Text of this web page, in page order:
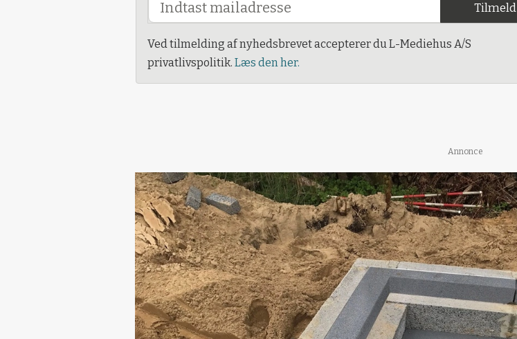
Tilmeld
Ved tilmelding af nyhedsbrevet accepterer du L-Mediehus A/S
privatlivspolitik. Læs den her.
Annonce